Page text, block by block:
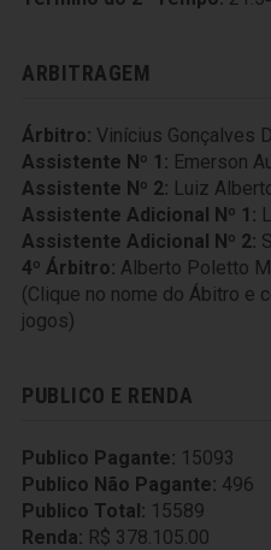
ARBITRAGEM
Árbitro: Vinícius Gonçalves
Assistente Nº 1: Emerson
Assistente Nº 2: Luiz
Assistente Adicional Nº 1:
Assistente Adicional Nº 2:
4º Árbitro: Alberto Poletto
(Clique no nome do Ábitro e
jogos)
PUBLICO E RENDA
Publico Pagante: 15093
Publico Não Pagante: 496
Publico Total: 15589
Renda: R$ 378.105.00